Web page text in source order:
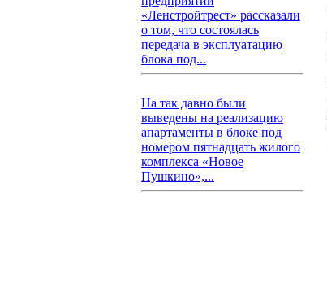
«Ленстройтрест» рассказали
о том, что состоялась
передача в эксплуатацию
блока под...
На так давно были
выведены на реализацию
апартаменты в блоке под
номером пятнадцать жилого
комплекса «Новое
Пушкино»,...